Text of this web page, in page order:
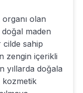
olan
maden
cilde sahip
zengin içerikli
yıllarda doğala
kozmetik